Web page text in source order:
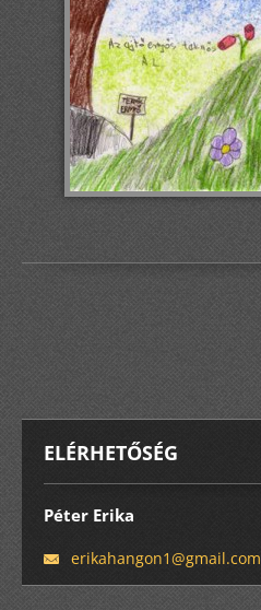
ELÉRHETŐSÉG
Péter Erika
erikahangon1@gmail.com